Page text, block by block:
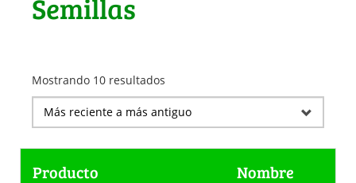
Semillas
Mostrando 10 resultados
Producto Nombre